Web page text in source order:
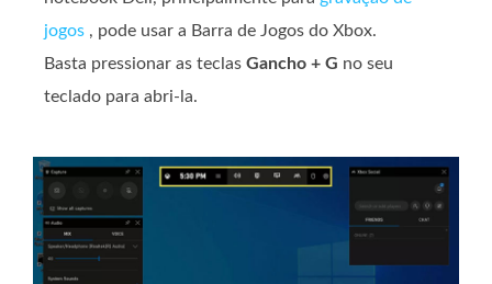
jogos , pode usar a Barra de Jogos do Xbox.
Basta pressionar as teclas Gancho + G no seu
teclado para abri-la.